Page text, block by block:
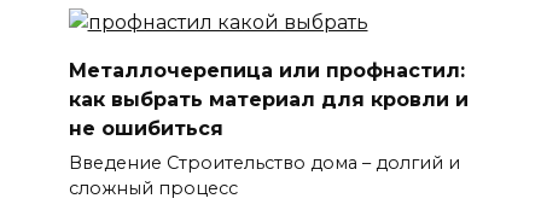
Металлочерепица или профнастил:
как выбрать материал для кровли и
не ошибиться
Введение Строительство дома – долгий и
сложный процесс